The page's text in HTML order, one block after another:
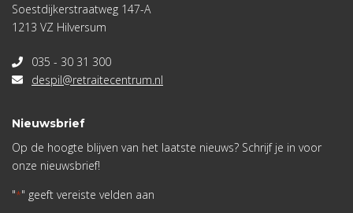
Soestdijkerstraatweg 147-A
1213 VZ Hilversum
035 - 30 31 300
despil@retraitecentrum.nl
Nieuwsbrief
Op de hoogte blijven van het laatste nieuws? Schrijf je in voor
onze nieuwsbrief!
"*" geeft vereiste velden aan